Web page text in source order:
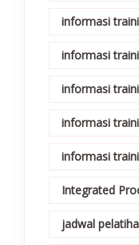
informasi
informasi
informasi
informasi
informasi
Integrated
jadwal